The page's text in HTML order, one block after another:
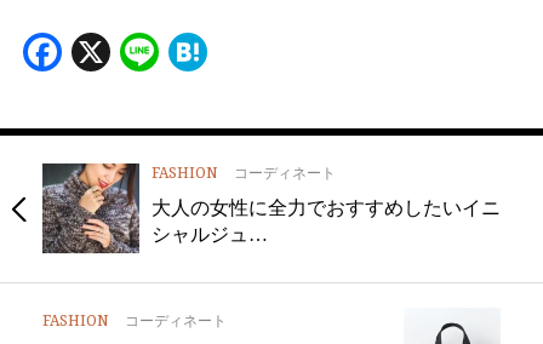
Facebook
X Line
FASHION コーディネート
大人の女性に全力でおすすめしたいイニ
シャルジュ…
FASHION コーディネート